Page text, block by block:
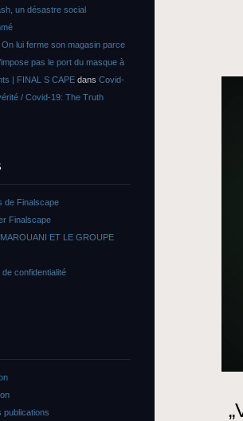
un désastre social
lui ferme son magasin parce
pas le port du masque à
| FINAL S CAPE dans Covid-
/ Covid-19: The Truth
de Finalscape
Finalscape
ET LE GROUPE
de confidentialité
publications